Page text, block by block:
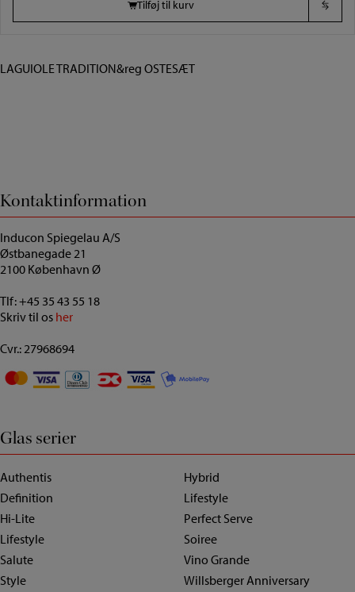
Tilføj til kurv
LAGUIOLE TRADITION&reg OSTESÆT
Kontaktinformation
Inducon Spiegelau A/S
Østbanegade 21
2100 København Ø
Tlf:+45 35 43 55 18
Skriv til os her
Cvr.: 27968694
Glas serier
Authentis
Definition
Hi-Lite
Lifestyle
Salute
Style
Hybrid
Lifestyle
Perfect Serve
Soiree
Vino Grande
Willsberger Anniversary